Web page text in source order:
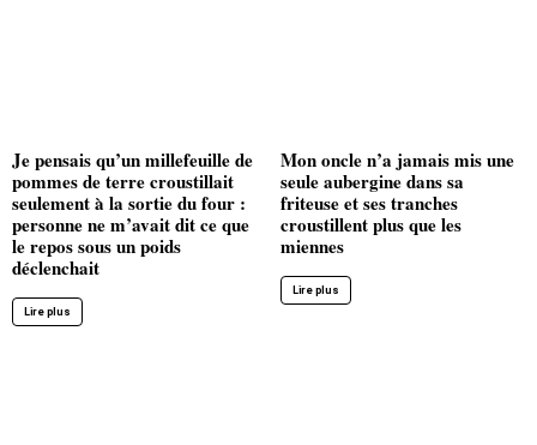
Je pensais qu’un millefeuille de
pommes de terre croustillait
seulement à la sortie du four :
personne ne m’avait dit ce que
le repos sous un poids
déclenchait
Lire plus
Mon oncle n’a jamais mis une
seule aubergine dans sa
friteuse et ses tranches
croustillent plus que les
miennes
Lire plus